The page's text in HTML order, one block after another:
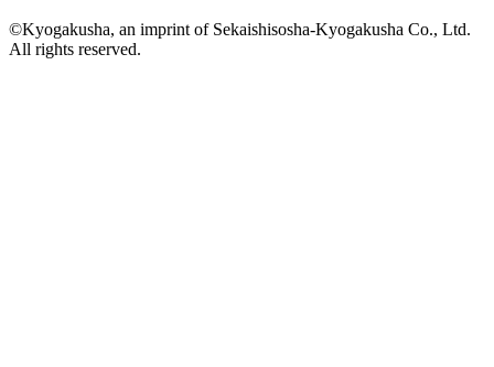
©Kyogakusha, an imprint of Sekaishisosha-Kyogakusha Co., Ltd.
All rights reserved.